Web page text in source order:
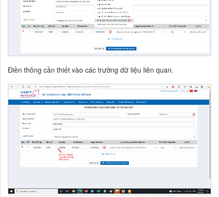
Điền thông cần thiết vào các trường dữ liệu liên quan.